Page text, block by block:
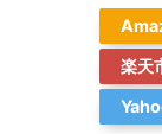
楽天